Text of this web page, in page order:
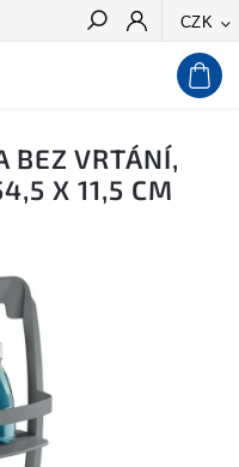
CZK
Hledat
BEZ VRTÁNÍ,
X 11,5 CM